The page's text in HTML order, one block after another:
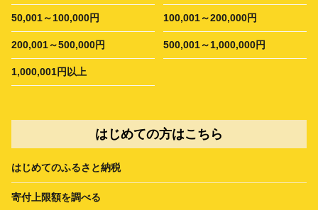
50,001～100,000円 100,001～200,000円
200,001～500,000円 500,001～1,000,000円
1,000,001円以上
はじめての方はこちら
はじめてのふるさと納税
寄付上限額を調べる